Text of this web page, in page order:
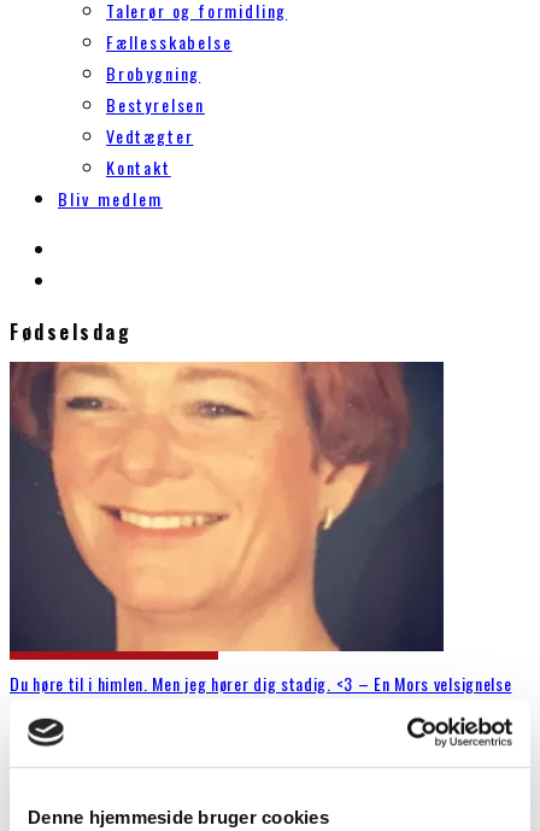
Denne hjemmeside bruger cookies
Talerør og formidling
Fællesskabelse
Brobygning
Bestyrelsen
Vedtægter
Kontakt
Bliv medlem
Fødselsdag
Du høre til i himlen. Men jeg hører dig stadig. <3 – En Mors velsignelse
Bs-bredahl
Blog
2. juli 2018
Har du et alkoholproblem? Jeg høre hendes stemme så tydeligt for